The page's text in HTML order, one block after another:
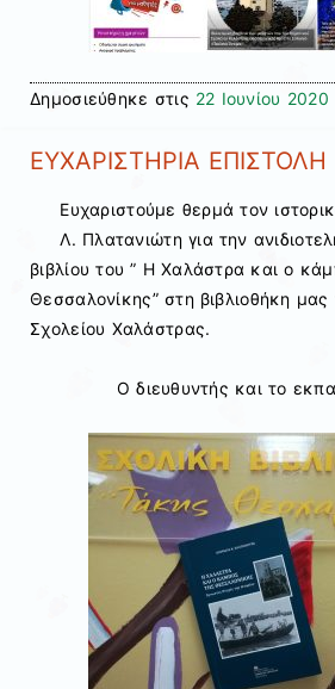
Δημοσιεύθηκε στις 22 Ιουνίου 2020
ΕΥΧΑΡΙΣΤΗΡΙΑ ΕΠΙΣΤΟΛΗ
Ευχαριστούμε θερμά τον
Λ. Πλατανιώτη για την
βιβλίου του ” Η Χαλάστρα και ο
Θεσσαλονίκης” στη βιβλιοθήκη μας
Σχολείου Χαλάστρας.
Ο διευθυντής και το